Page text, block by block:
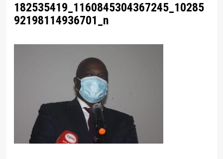
182535419_1160845304367245_10285
92198114936701_n